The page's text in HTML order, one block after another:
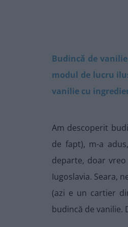
Budincă de
modul de lucru
vanilie cu
Am descoperit
de fapt), m-a
departe, doar
Iugoslavia. Seara,
(azi e un cartier
budincă de vanilie.